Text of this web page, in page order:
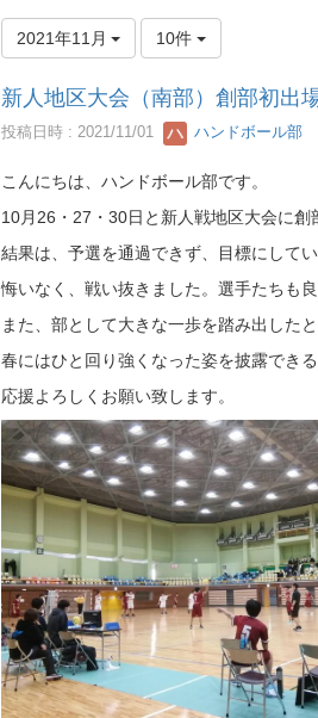
2021年11月 10件
新人地区大会（南部）創部初出場
投稿日時 : 2021/11/01 ハンドボール部
こんにちは、ハンドボール部です。
10月26・27・30日と新人戦地区大会に創
結果は、予選を通過できず、目標にして
悔いなく、戦い抜きました。選手たちも
また、部として大きな一歩を踏み出した
春にはひと回り強くなった姿を披露できる
応援よろしくお願い致します。